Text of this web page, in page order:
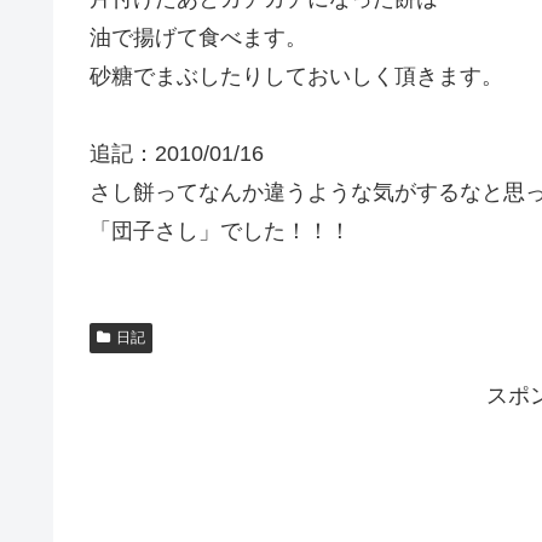
油で揚げて食べます。
砂糖でまぶしたりしておいしく頂きます。
追記：2010/01/16
さし餅ってなんか違うような気がするなと思
「団子さし」でした！！！
日記
スポ